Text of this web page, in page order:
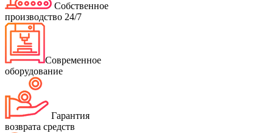
Собственное
производство 24/7
Современное
оборудование
Гарантия
возврата средств